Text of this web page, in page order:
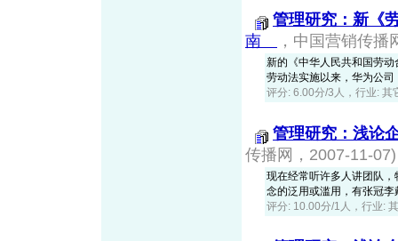
管理研究：新《
南
，中国营销传
新的《中华人民共和国劳
劳动法实施以来，华为公
评分: 6.00分/3人，行业: 其
管理研究：浅论
传播网，2007-11-07)
现在经常听许多人讲团队
念的泛用或滥用，有张冠
评分: 10.00分/1人，行业: